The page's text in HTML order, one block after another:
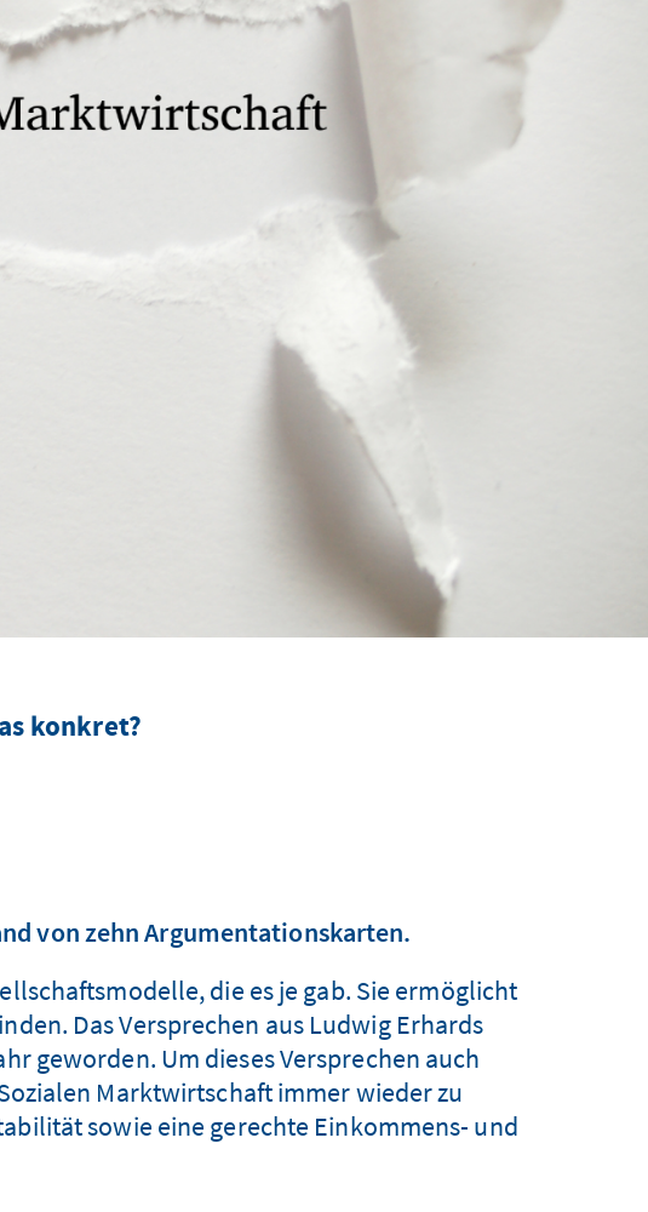
konkret?
von zehn Argumentationskarten.
die es je gab. Sie ermöglicht
Das Versprechen aus Ludwig Erhards
geworden. Um dieses Versprechen auch
Marktwirtschaft immer wieder zu
sowie eine gerechte Einkommens- und